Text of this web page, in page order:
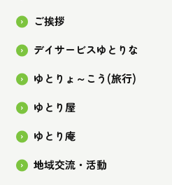
ご挨拶
デイサービスゆとりな
ゆとりょ～こう(旅行)
ゆとり屋
ゆとり庵
地域交流・活動